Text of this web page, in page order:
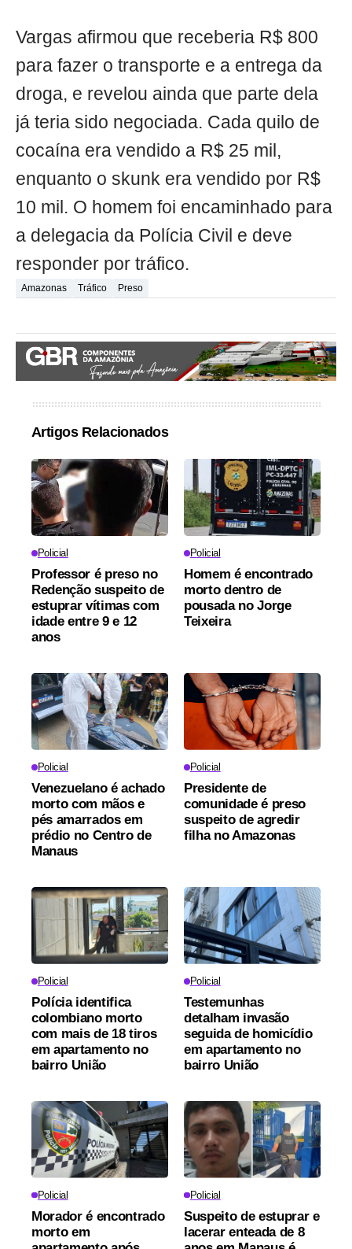
Vargas afirmou que receberia R$ 800
para fazer o transporte e a entrega da
droga, e revelou ainda que parte dela
já teria sido negociada. Cada quilo de
cocaína era vendido a R$ 25 mil,
enquanto o skunk era vendido por R$
10 mil. O homem foi encaminhado para
a delegacia da Polícia Civil e deve
responder por tráfico.
Amazonas Tráfico Preso
Artigos Relacionados
Policial
Professor é preso no
Redenção suspeito de
estuprar vítimas com
idade entre 9 e 12
anos
Policial
Homem é encontrado
morto dentro de
pousada no Jorge
Teixeira
Policial
Venezuelano é achado
morto com mãos e
pés amarrados em
prédio no Centro de
Manaus
Policial
Presidente de
comunidade é preso
suspeito de agredir
filha no Amazonas
Policial
Polícia identifica
colombiano morto
com mais de 18 tiros
em apartamento no
bairro União
Policial
Testemunhas
detalham invasão
seguida de homicídio
em apartamento no
bairro União
Policial
Morador é encontrado
morto em
Policial
Suspeito de estuprar e
lacerar enteada de 8